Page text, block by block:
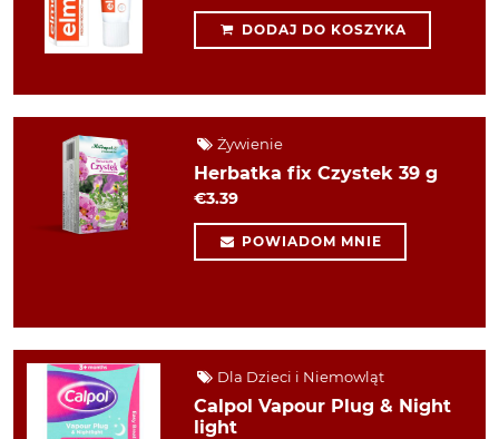
DODAJ DO KOSZYKA
Żywienie
Herbatka fix Czystek 39 g
€3.39
POWIADOM MNIE
Dla Dzieci i Niemowląt
Calpol Vapour Plug & Night
light